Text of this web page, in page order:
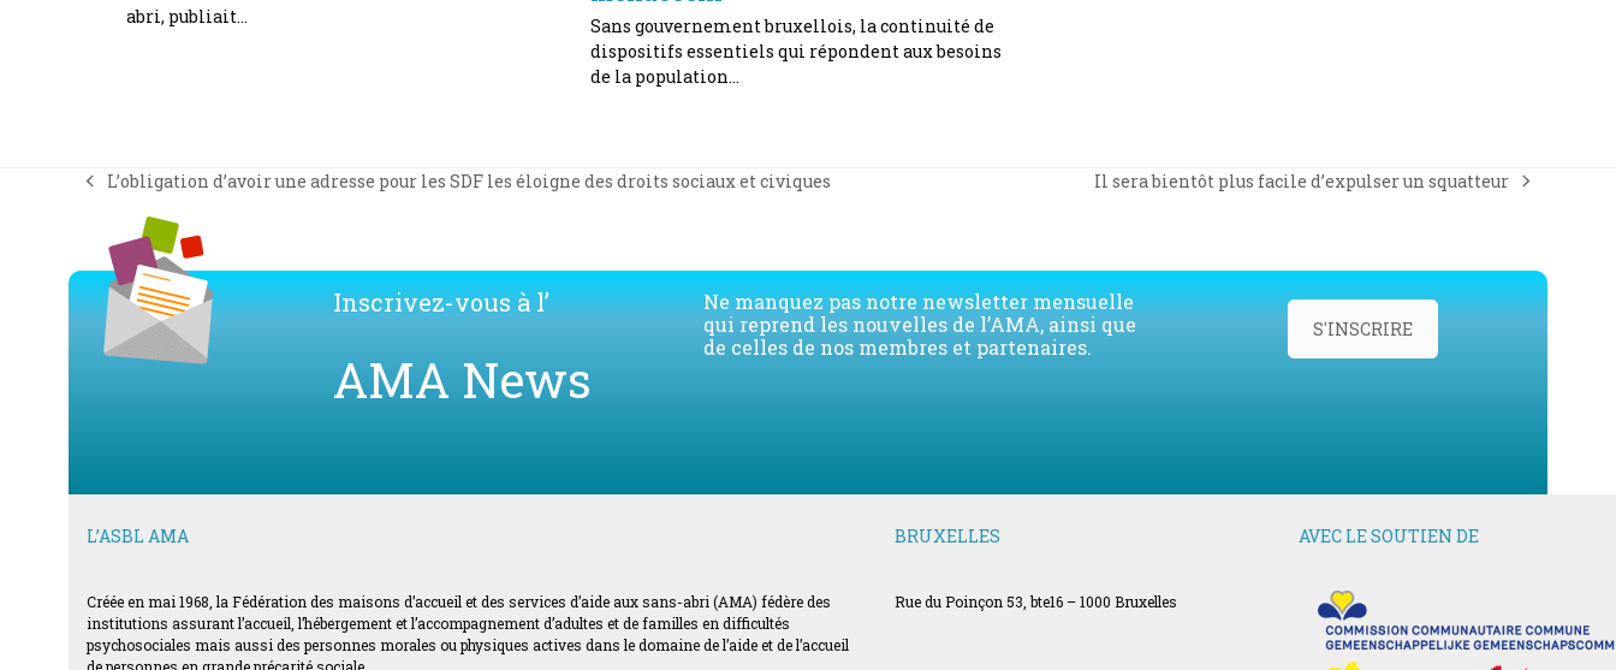
abri, publiait…
Sans gouvernement bruxellois, la continuité de
dispositifs essentiels qui répondent aux besoins
de la population…
previous
L’obligation d’avoir une adresse pour les SDF les éloigne des droits sociaux et civiques
next
Il sera bientôt plus facile d’expulser un squatteur
Inscrivez-vous à l’
AMA News
Ne manquez pas notre newsletter mensuelle
qui reprend les nouvelles de l’AMA, ainsi que
de celles de nos membres et partenaires.
S'INSCRIRE
L’ASBL AMA
Créée en mai 1968, la Fédération des maisons d’accueil et des services d’aide aux sans-abri (AMA) fédère des
institutions assurant l’accueil, l’hébergement et l’accompagnement d’adultes et de familles en difficultés
psychosociales mais aussi des personnes morales ou physiques actives dans le domaine de l’aide et de l’accueil
BRUXELLES
Rue du Poinçon 53, bte16 – 1000 Bruxelles
AVEC LE SOUTIEN DE